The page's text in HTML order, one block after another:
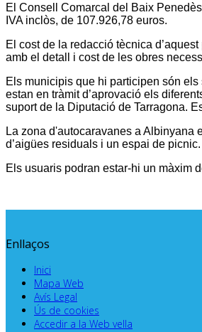
El Consell Comarcal del Baix
IVA inclòs, de 107.926,78 euros.
El cost de la redacció tècnica
amb el detall i cost de les obres
Els municipis que hi participen són
estan en tràmit d’aprovació els
suport de la Diputació de Tarragona.
La zona d'autocaravanes a Albinyana
d’aigües residuals i un espai de picnic.
Els usuaris podran estar-hi un màxim
Enllaços
Inici
Mapa Web
Avís Legal
Ús de cookies
Accedir a la Web vella